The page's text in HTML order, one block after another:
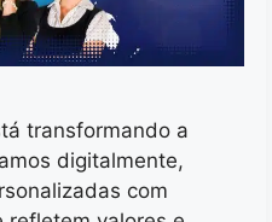
transformando a
digitalmente,
com